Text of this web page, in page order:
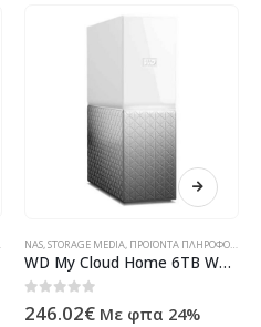
NAS,STORAGE MEDIA, ΠΡΟΪΌΝΤΑ ΠΛΗΡΟΦΟΡΙΚΉΣ - ΚΙΝΗΤΉΣ ΤΗΛΕΦΩΝΊΑΣ - ΗΛΕΚΤΡΟΝΙΚΆ
WD My Cloud Home 6TB WDBVXC0060HWT-EESN
0out of 5
246.02€ Με φπα 24%